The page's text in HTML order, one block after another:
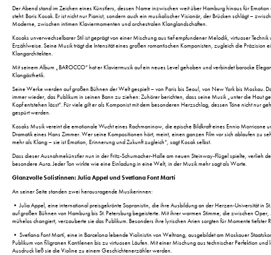
Der Abend stand im Zeichen eines Künstlers, dessen Name inzwischen weit über Hamburg hinaus für Emotion
steht: Boris Kosak. Er ist nicht nur Pianist, sondern auch ein musikalischer Visionär, der Brücken schlägt –
Moderne, zwischen intimen Klaviermomenten und orchestralen Klanglandschaften.
Kosaks unverwechselbarer Stil ist geprägt von einer Mischung aus tief empfundener Melodik, virtuoser
Erzählweise. Seine Musik trägt die Intensität eines großen romantischen Komponisten, zugleich die Präzision
Klangarchitekten.
Mit seinem Album „BAROCCO“ hat er Klaviermusik auf ein neues Level gehoben und verbindet barocke
Klangästhetik.
Seine Werke werden auf großen Bühnen der Welt gespielt – von Paris bis Seoul, von New York bis Moskau.
immer wieder, das Publikum in seinen Bann zu ziehen: Zuhörer berichten, dass seine Musik „unter die Haut
Kopf entstehen lässt“. Für viele gilt er als Komponist mit dem besonderen Herzschlag, dessen Töne nicht nur
gespürt werden.
Kosaks Musik vereint die emotionale Wucht eines Rachmaninow, die epische Bildkraft eines Ennio Morricone
Dramatik eines Hans Zimmer. Wer seine Kompositionen hört, meint, einen ganzen Film vor sich ablaufen zu
mehr als Klang – sie ist Emotion, Erinnerung und Zukunft zugleich“, sagt Kosak selbst.
Dass dieser Ausnahmekünstler nun in der Fritz-Schumacher-Halle am neuen Steinway-Flügel spielte, verlieh
besondere Aura. Jeder Ton wirkte wie eine Einladung in eine Welt, in der Musik mehr sagt als Worte.
Glanzvolle Solistinnen: Julia Appel und Svetlana Font Martí
An seiner Seite standen zwei herausragende Musikerinnen:
• Julia Appel, eine international preisgekrönte Sopranistin, die ihre Ausbildung an der Herzen-Universität in
auf großen Bühnen von Hamburg bis St. Petersburg begeisterte. Mit ihrer warmen Stimme, die zwischen
mühelos changiert, verzauberte sie das Publikum. Besonders ihre lyrischen Arien sorgten für Momente tiefster
• Svetlana Font Martí, eine in Barcelona lebende Violinistin von Weltrang, ausgebildet am Moskauer
Publikum von filigranen Kantilenen bis zu virtuosen Läufen. Mit einer Mischung aus technischer Perfektion und
Ausdruck ließ sie die Violine zu einem Geschichtenerzähler werden.